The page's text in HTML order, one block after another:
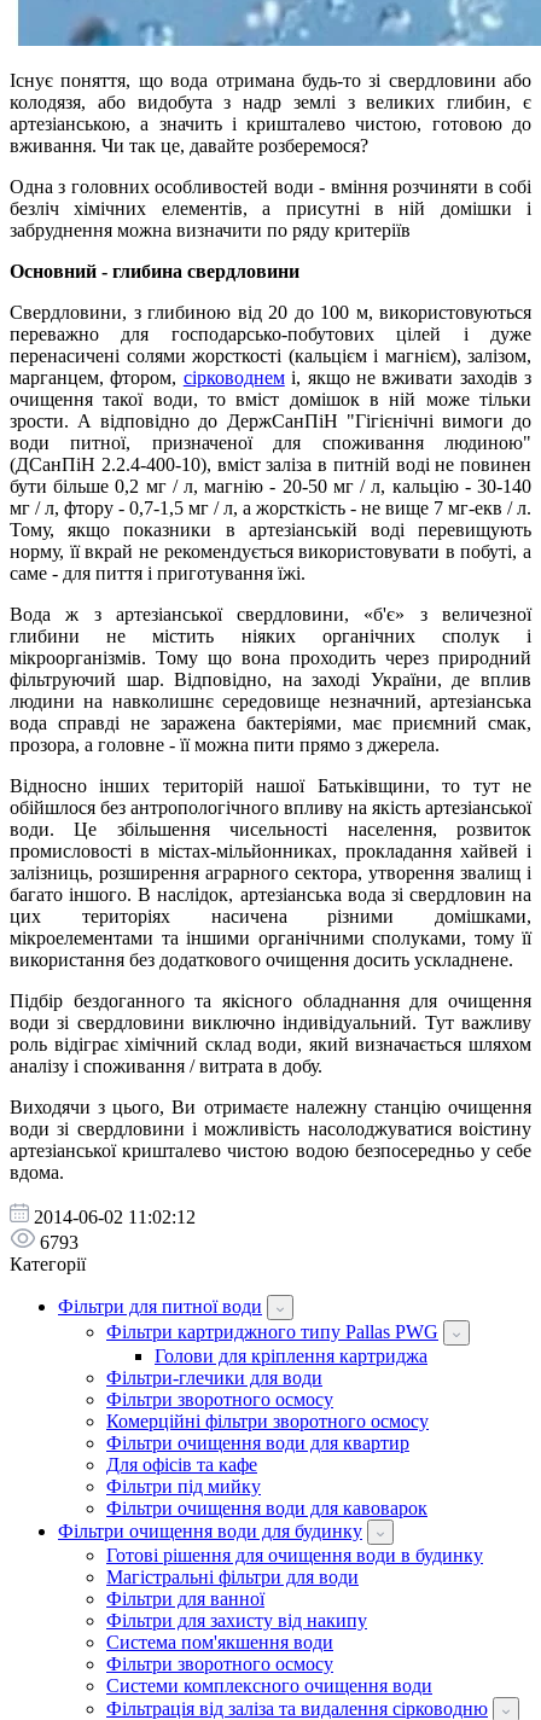
Існує поняття, що вода отримана будь-то зі свердловини або
колодязя, або видобута з надр землі з великих глибин, є
артезіанською, а значить і кришталево чистою, готовою до
вживання. Чи так це, давайте розберемося?
Одна з головних особливостей води - вміння розчиняти в собі
безліч хімічних елементів, а присутні в ній домішки і
забруднення можна визначити по ряду критеріїв
Основний - глибина свердловини
Свердловини, з глибиною від 20 до 100 м, використовуються
переважно для господарсько-побутових цілей і дуже
перенасичені солями жорсткості (кальцієм і магнієм), залізом,
марганцем, фтором, сірководнемі, якщо не вживати заходів з
очищення такої води, то вміст домішок в ній може тільки
зрости. А відповідно до ДержСанПіН "Гігієнічні вимоги до
води питної, призначеної для споживання людиною"
(ДСанПіН 2.2.4-400-10), вміст заліза в питній воді не повинен
бути більше 0,2 мг / л, магнію - 20-50 мг / л, кальцію - 30-140
мг / л, фтору - 0,7-1,5 мг / л, а жорсткість - не вище 7 мг-екв / л.
Тому, якщо показники в артезіанській воді перевищують
норму, її вкрай не рекомендується використовувати в побуті, а
саме - для пиття і приготування їжі.
Вода ж з артезіанської свердловини, «б'є» з величезної
глибини не містить ніяких органічних сполук і
мікроорганізмів. Тому що вона проходить через природний
фільтруючий шар. Відповідно, на заході України, де вплив
людини на навколишнє середовище незначний, артезіанська
вода справді не заражена бактеріями, має приємний смак,
прозора, а головне - її можна пити прямо з джерела.
Відносно інших територій нашої Батьківщини, то тут не
обійшлося без антропологічного впливу на якість артезіанської
води. Це збільшення чисельності населення, розвиток
промисловості в містах-мільйонниках, прокладання хайвей і
залізниць, розширення аграрного сектора, утворення звалищ і
багато іншого. В наслідок, артезіанська вода зі свердловин на
цих територіях насичена різними домішками,
мікроелементами та іншими органічними сполуками, тому її
використання без додаткового очищення досить ускладнене.
Підбір бездоганного та якісного обладнання для очищення
води зі свердловини виключно індивідуальний. Тут важливу
роль відіграє хімічний склад води, який визначається шляхом
аналізу і споживання / витрата в добу.
Виходячи з цього, Ви отримаєте належну станцію очищення
води зі свердловини і можливість насолоджуватися воістину
артезіанської кришталево чистою водою безпосередньо у себе
вдома.
2014-06-02 11:02:12
6793
Категорії
Фільтри для питної води
Фільтри картриджного типу Pallas PWG
Голови для кріплення картриджа
Фільтри-глечики для води
Фільтри зворотного осмосу
Комерційні фільтри зворотного осмосу
Фільтри очищення води для квартир
Для офісів та кафе
Фільтри під мийку
Фільтри очищення води для кавоварок
Фільтри очищення води для будинку
Готові рішення для очищення води в будинку
Магістральні фільтри для води
Фільтри для ванної
Фільтри для захисту від накипу
Система пом'якшення води
Фільтри зворотного осмосу
Системи комплексного очищення води
Фільтрація від заліза та видалення сірководню